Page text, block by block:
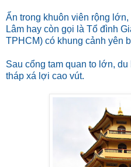
Ẩn trong khuôn viên rộng
Lâm hay còn gọi là Tổ đình
TPHCM) có khung cảnh yên
Sau cổng tam quan to lớn,
tháp xá lợi cao vút.